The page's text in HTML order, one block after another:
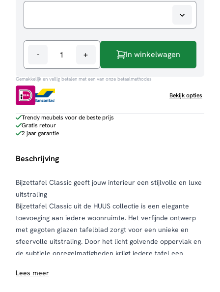
-
Bijzettafel
Classic
aantal
+ In winkelwagen
Gemakkelijk en veilig betalen met een van onze betaalmethodes
Bekijk opties
Trendy meubels voor de beste prijs
Gratis retour
2 jaar garantie
Beschrijving
Bijzettafel Classic geeft jouw interieur een stijlvolle en luxe
uitstraling
Bijzettafel Classic uit de HUUS collectie is een elegante
toevoeging aan iedere woonruimte. Het verfijnde ontwerp
met gegoten glazen tafelblad zorgt voor een unieke en
sfeervolle uitstraling. Door het licht golvende oppervlak en
de subtiele onregelmatigheden krijgt iedere tafel een
hotel chique of industrieel interieur.
Lees meer